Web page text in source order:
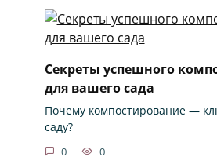
Секреты успешного
для вашего сада
Почему компостирование —
саду?
0 0